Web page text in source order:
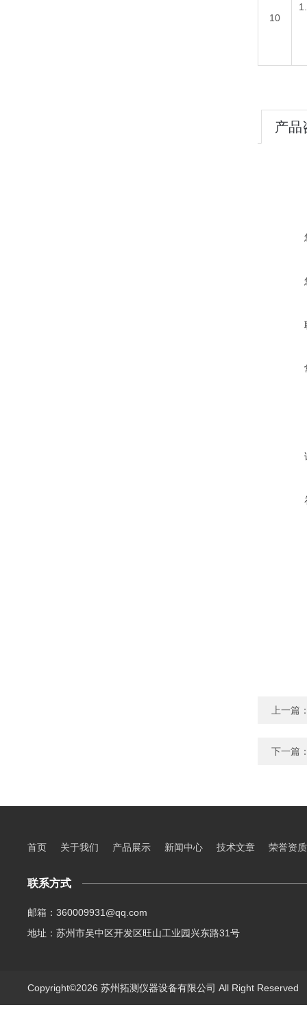
10
产品
上一篇
下一篇
首页 关于我们 产品展示 新闻中心 技术文章 荣誉资质
联系方式
邮箱：360009931@qq.com
地址：苏州市吴中区开发区旺山工业园兴东路31号
Copyright©2026 苏州拓测仪器设备有限公司 All Right